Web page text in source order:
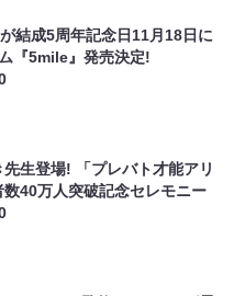
結成5周年記念日11月18日に
『5mile』発売決定!
生登場! 「プレバト才能アリ
数40万人突破記念セレモニー